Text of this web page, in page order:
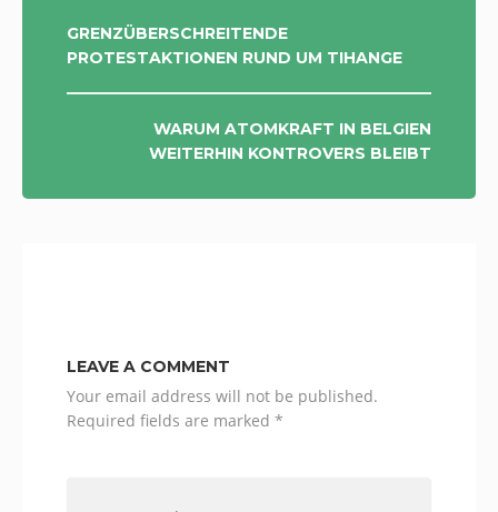
POST
NAVIGATION
GRENZÜBERSCHREITENDE
PROTESTAKTIONEN RUND UM TIHANGE
WARUM ATOMKRAFT IN BELGIEN
WEITERHIN KONTROVERS BLEIBT
LEAVE A COMMENT
Your email address will not be published.
Required fields are marked *